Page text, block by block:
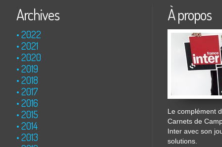
Archives
2022
2021
2020
2019
2018
2017
2016
2015
2014
2013
À propos
Le complément
Carnets de
Inter avec son
solutions.